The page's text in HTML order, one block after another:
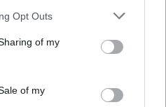
uses one or more Google
behaviour. You may click to
and its third-party tags to
purposes in below Google
Opt Outs
of my
of my
ସହିତ ସଜାଯାଇଥିବା ଦାରୁଚିନି
ପ୍ରାକୃତିକ ଆକର୍ଷଣକୁ ବୃଦ୍ଧି କରେ।